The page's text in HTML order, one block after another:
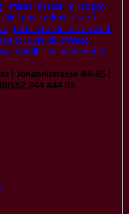
, miras hissesi, miras payi,
sakli payli mirasci, serif
, türkische Rechtsanwalt,
uyruklu mirasçı,
olabilir mi, yabancının
| Johannistrasse 84-85 |
244 444 05